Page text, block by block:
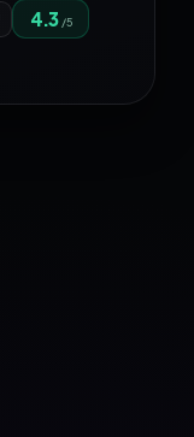
4.3/5